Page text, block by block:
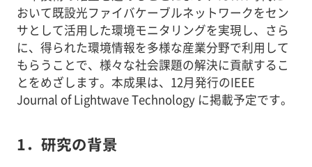
おいて既設光ファイバケーブルネットワークをセン
サとして活用した環境モニタリングを実現し、さら
に、得られた環境情報を多様な産業分野で利用して
もらうことで、様々な社会課題の解決に貢献するこ
とをめざします。本成果は、12月発行のIEEE
Journal of Lightwave Technology に掲載予定です。
1．研究の背景